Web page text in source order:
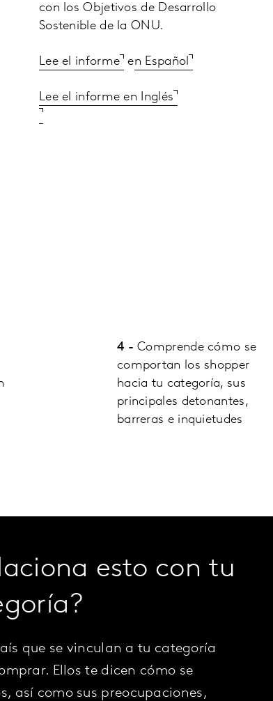
con los Objetivos de Desarrollo
Sostenible de la ONU.
Lee el informe en Español
Lee el informe en Inglés
4 -Comprende cómo se
comportan los shopper
hacia tu categoría, sus
principales detonantes,
barreras e inquietudes
esto con tu
que se vinculan a tu categoría
Ellos te dicen cómo se
así como sus preocupaciones,